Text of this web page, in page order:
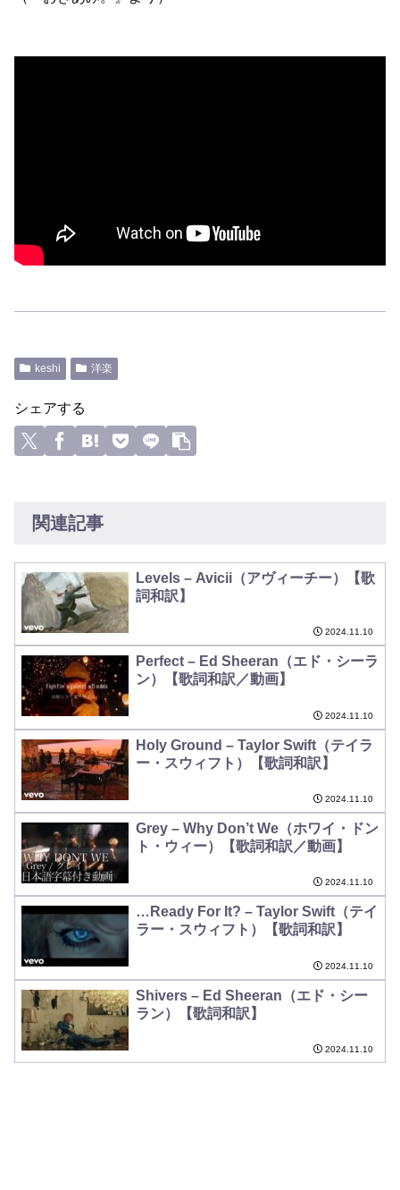
keshi 洋楽
シェアする
関連記事
Levels – Avicii（アヴィーチー）【歌
詞和訳】
2024.11.10
Perfect – Ed Sheeran（エド・シーラ
ン）【歌詞和訳／動画】
2024.11.10
Holy Ground – Taylor Swift（テイラ
ー・スウィフト）【歌詞和訳】
2024.11.10
Grey – Why Don’t We（ホワイ・ドン
ト・ウィー）【歌詞和訳／動画】
2024.11.10
…Ready For It? – Taylor Swift（テイ
ラー・スウィフト）【歌詞和訳】
2024.11.10
Shivers – Ed Sheeran（エド・シー
ラン）【歌詞和訳】
2024.11.10